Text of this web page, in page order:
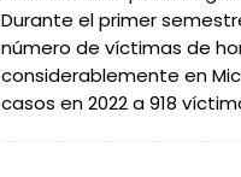
Durante el primer
número de víctimas de
considerablemente en
casos en 2022 a 918